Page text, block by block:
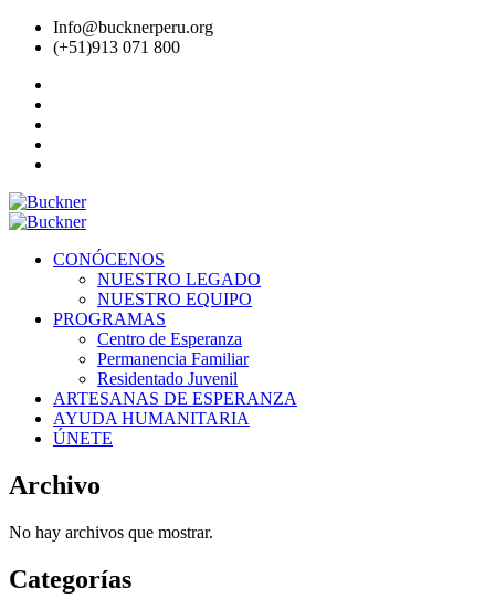
Info@bucknerperu.org
(+51)913 071 800
CONÓCENOS
NUESTRO LEGADO
NUESTRO EQUIPO
PROGRAMAS
Centro de Esperanza
Permanencia Familiar
Residentado Juvenil
ARTESANAS DE ESPERANZA
AYUDA HUMANITARIA
ÚNETE
Archivo
No hay archivos que mostrar.
Categorías